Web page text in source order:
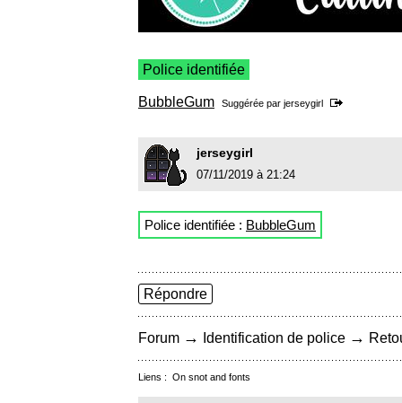
Police identifiée
BubbleGum Suggérée par jerseygirl
jerseygirl
07/11/2019 à 21:24
Police identifiée : BubbleGum
Répondre
Forum → Identification de police →
Liens : On snot and fonts